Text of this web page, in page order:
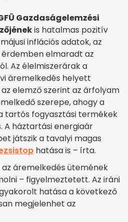
Gazdaságelemzési
is hatalmas pozitív
inflációs adatok, az
elmaradt az
Az élelmiszerárak a
áremelkedés helyett
elemző szerint az árfolyam
szerepe, ahogy a
tartós fogyasztási termékek
A háztartási energiaár
játszik a tavalyi magas
hatása is – írta.
áremelkedés ütemének
– figyelmeztetett. Az iráni
hatása a következő
megjelenhet az